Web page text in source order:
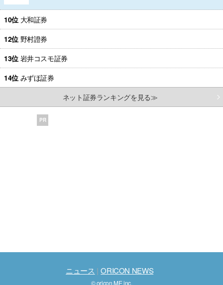
10位 大和証券
12位 野村證券
13位 岩井コスモ証券
14位 みずほ証券
ネット証券ランキングを見る≫
PR
ニュース ORICON NEWS
© oricon ME inc.